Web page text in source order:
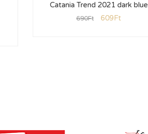
Catania Trend 2021 dark blue
690Ft 609Ft